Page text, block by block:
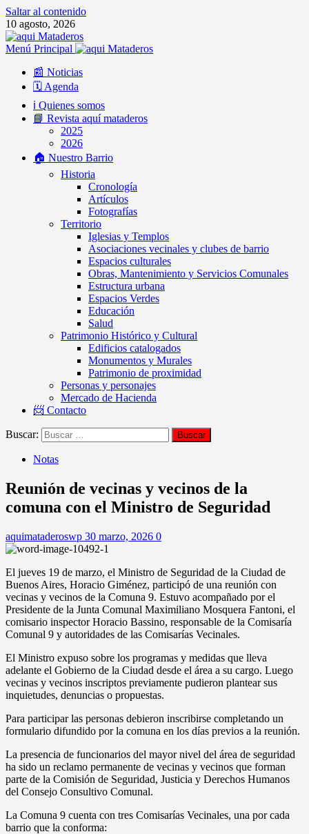
Saltar al contenido
10 agosto, 2026
Menú Principal
📰 Noticias
🗓️ Agenda
ℹ️ Quienes somos
📘 Revista aquí mataderos
2025
2026
🏠 Nuestro Barrio
Historia
Cronología
Artículos
Fotografías
Territorio
Iglesias y Templos
Asociaciones vecinales y clubes de barrio
Espacios culturales
Obras, Mantenimiento y Servicios Comunales
Estructura urbana
Espacios Verdes
Educación
Salud
Patrimonio Histórico y Cultural
Edificios catalogados
Monumentos y Murales
Patrimonio de proximidad
Personas y personajes
Mercado de Hacienda
📨 Contacto
Buscar:
Notas
Reunión de vecinas y vecinos de la
comuna con el Ministro de Seguridad
aquimataderoswp 30 marzo, 2026 0
El jueves 19 de marzo, el Ministro de Seguridad de la Ciudad de
Buenos Aires, Horacio Giménez, participó de una reunión con
vecinas y vecinos de la Comuna 9. Estuvo acompañado por el
Presidente de la Junta Comunal Maximiliano Mosquera Fantoni, el
comisario inspector Horacio Bassino, responsable de la Comisaría
Comunal 9 y autoridades de las Comisarías Vecinales.
El Ministro expuso sobre los programas y medidas que lleva
adelante el Gobierno de la Ciudad desde el área a su cargo. Luego
vecinas y vecinos inscriptos previamente pudieron plantear sus
inquietudes, denuncias o propuestas.
Para participar las personas debieron inscribirse completando un
formulario difundido por la comuna en los días previos a la reunión.
La presencia de funcionarios del mayor nivel del área de seguridad
ha sido un reclamo permanente de vecinas y vecinos que forman
parte de la Comisión de Seguridad, Justicia y Derechos Humanos
del Consejo Consultivo Comunal.
La Comuna 9 cuenta con tres Comisarías Vecinales, una por cada
barrio que la conforma: